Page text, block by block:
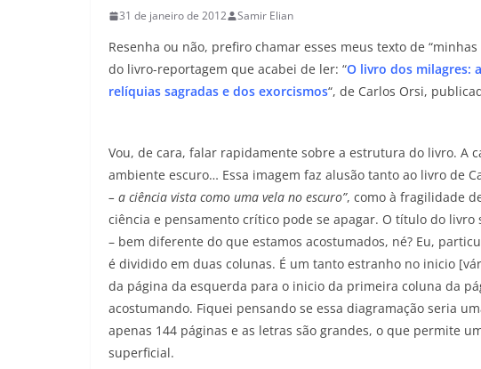
31 de janeiro de 2012 Samir Elian
Resenha ou não, prefiro chamar esses meus texto de
do livro-reportagem que acabei de ler: “O livro dos milagres:
relíquias sagradas e dos exorcismos“, de Carlos Orsi,
Vou, de cara, falar rapidamente sobre a estrutura do livro. A
ambiente escuro… Essa imagem faz alusão tanto ao livro de
– a ciência vista como uma vela no escuro”, como à fragilidade
ciência e pensamento crítico pode se apagar. O título do
– bem diferente do que estamos acostumados, né? Eu,
é dividido em duas colunas. É um tanto estranho no inicio
da página da esquerda para o inicio da primeira coluna da
acostumando. Fiquei pensando se essa diagramação seria
apenas 144 páginas e as letras são grandes, o que permite
superficial.